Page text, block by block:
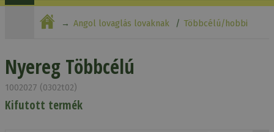
Angol lovaglás lovaknak Többcélú/hobbi
Nyereg Többcélú
1002027 (0302t02)
Kifutott termék